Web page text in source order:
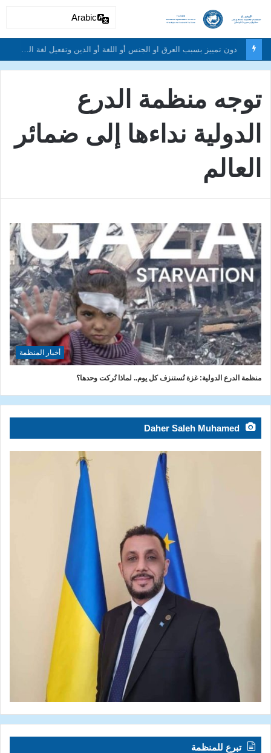
دون تمييز بسبب العرق او الجنس أو اللغة أو الدين وتفعيل لغة الحوار والتعايش السلمي ونبذ العنف والتطرف والتمييز العنصري
توجه منظمة الدرع
الدولية نداءها إلى ضمائر
العالم
أخبار المنظمة
منظمة الدرع الدولية: غزة تُستنزف كل يوم.. لماذا تُركت وحدها؟
Daher Saleh Muhamed
تبرع للمنظمة
Arabic